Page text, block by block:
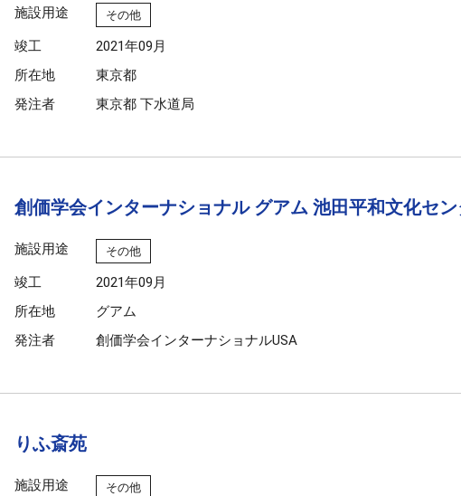
施設用途 その他
竣工
2021年09月
所在地
東京都
発注者
東京都 下水道局
創価学会インターナショナル グアム 池田平和文化セ
施設用途 その他
竣工
2021年09月
所在地
グアム
発注者
創価学会インターナショナルUSA
りふ斎苑
施設用途 その他